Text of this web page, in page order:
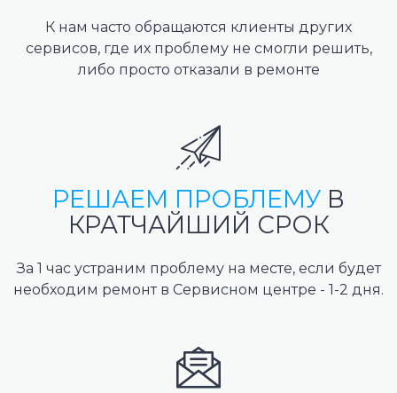
К нам часто обращаются клиенты других
сервисов, где их проблему не смогли решить,
либо просто отказали в ремонте
РЕШАЕМ ПРОБЛЕМУ В
КРАТЧАЙШИЙ СРОК
За 1 час устраним проблему на месте, если будет
необходим ремонт в Сервисном центре - 1-2 дня.